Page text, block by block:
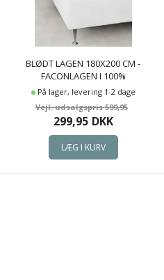
BLØDT LAGEN 180X200 CM -
FACONLAGEN I 100%
BOMULDSSATIN - HVIDT
BOXLAGEN TIL MADRAS - BY
NIGHT SATIN LAGEN
På lager, levering 1-2 dage
599,95
299,95 DKK